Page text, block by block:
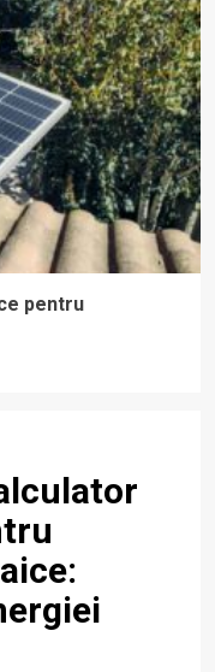
pentru